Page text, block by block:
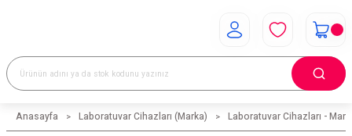
Anasayfa Laboratuvar Cihazları (Marka) Laboratuvar Cihazları -